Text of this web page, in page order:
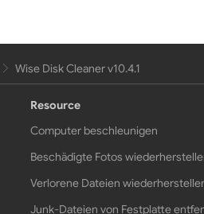
Wise Disk Cleaner v10.4.1
Resource
Computer beschleunigen
Beschädigte Fotos
Verlorene Dateien
Junk-Dateien von Festplatte